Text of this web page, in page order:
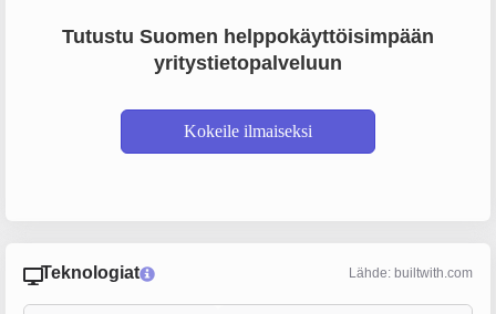
Tutustu Suomen helppokäyttöisimpään
yritystietopalveluun
Kokeile ilmaiseksi
Teknologiat Lähde: builtwith.com